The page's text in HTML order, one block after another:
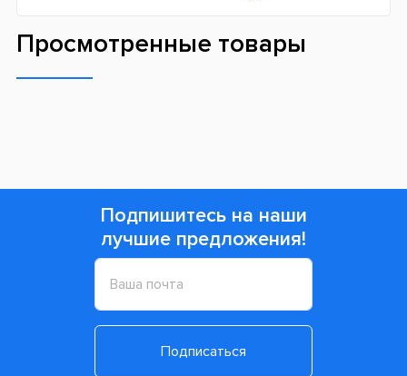
Просмотренные товары
Подпишитесь на наши
лучшие предложения!
Подписаться